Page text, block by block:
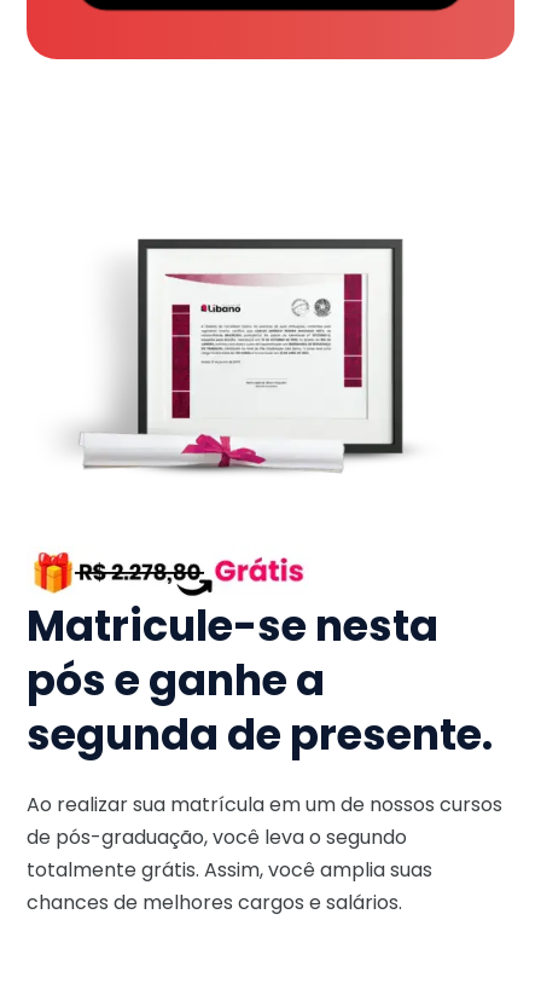
Matricule-se nesta
pós e ganhe a
segunda de presente.
Ao realizar sua matrícula em um de nossos cursos
de pós-graduação, você leva o segundo
totalmente grátis. Assim, você amplia suas
chances de melhores cargos e salários.